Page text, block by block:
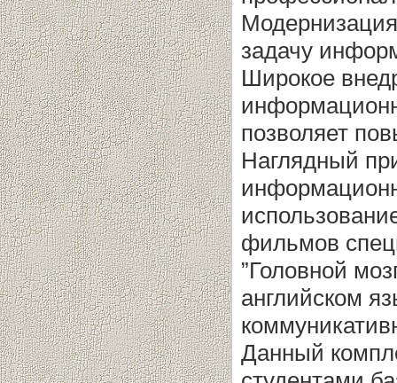
задачу
Широкое
позволяет
Наглядный
фильмов
”Головной
английском
Данный